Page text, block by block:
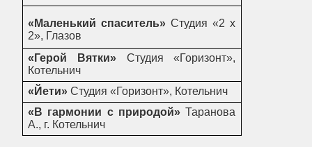
«Маленький спаситель» Студия «2 х
2», Глазов
«Герой Вятки»Студия «Горизонт»,
Котельнич
«Йети»Студия «Горизонт», Котельнич
«В гармонии с природой»Таранова
А., г. Котельнич